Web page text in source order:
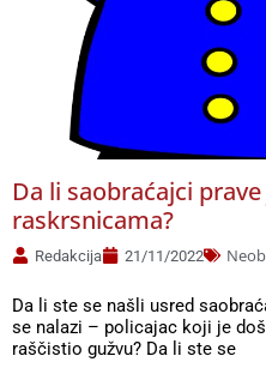
Da li saobraćajci
raskrsnicama?
Redakcija 21/11/2022
Da li ste se našli usred
se nalazi – policajac koji je
raščistio gužvu? Da li ste se